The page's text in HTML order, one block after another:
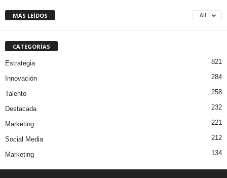
MÁS LEÍDOS All
CATEGORÍAS
Estrategia 821
Innovación 284
Talento 258
Destacada 232
Marketing 221
Social Media 212
Marketing 134